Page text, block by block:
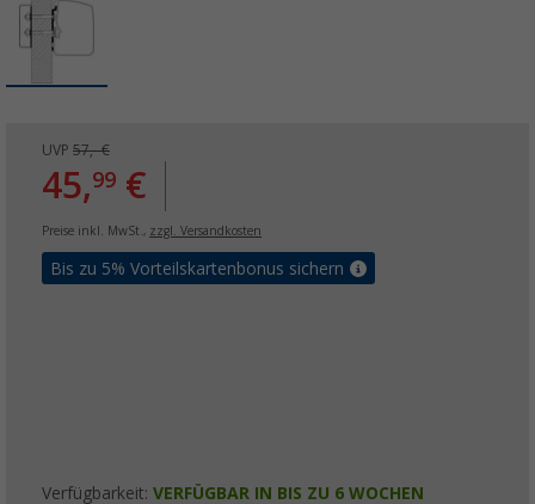
UVP 57,- €
45,99 €
Preise inkl. MwSt., zzgl. Versandkosten
Bis zu 5% Vorteilskartenbonus sichern
Verfügbarkeit: VERFÜGBAR IN BIS ZU 6 WOCHEN